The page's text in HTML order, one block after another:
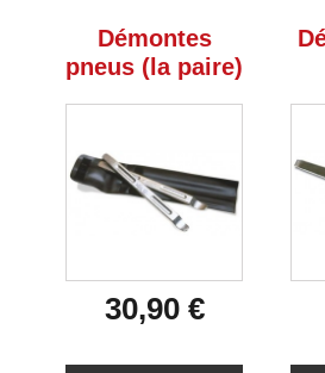
Démontes
pneus (la paire)
30,90 €